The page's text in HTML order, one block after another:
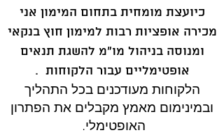
כיועצת מומחית בתחום המימון אני
מכירה אופציות רבות למימון חוץ בנקאי
ומנוסה בניהול מו"מ להשגת תנאים
אופטימליים עבור הלקוחות .
הלקוחות מעודכנים בכל התהליך
ובמינימום מאמץ מקבלים את הפתרון
האופטימלי.